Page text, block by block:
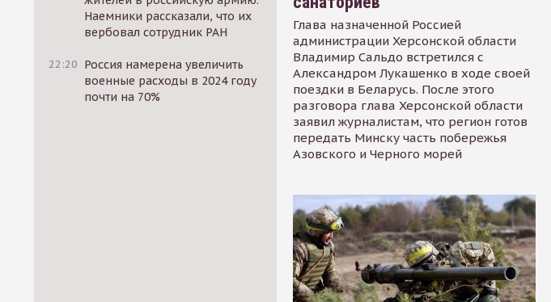
Наемники рассказали, что их
вербовал сотрудник РАН
22:20 Россия намерена увеличить
военные расходы в 2024 году
почти на 70%
Глава назначенной Россией
администрации Херсонской области
Владимир Сальдо встретился с
Александром Лукашенко в ходе своей
поездки в Беларусь. После этого
разговора глава Херсонской области
заявил журналистам, что регион готов
передать Минску часть побережья
Азовского и Черного морей